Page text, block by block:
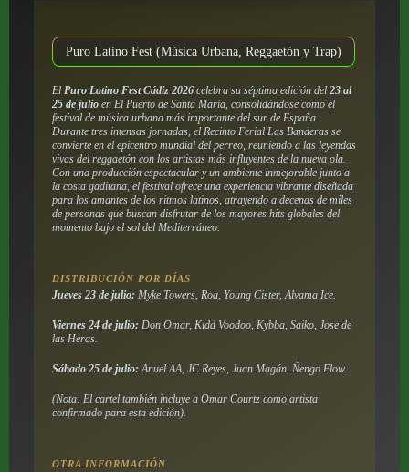
Puro Latino Fest (Música Urbana, Reggaetón y Trap)
El Puro Latino Fest Cádiz 2026celebra su séptima edición del 23 al
25 de julioen El Puerto de Santa María, consolidándose como el
festival de música urbana más importante del sur de España.
Durante tres intensas jornadas, el Recinto Ferial Las Banderas se
convierte en el epicentro mundial del perreo, reuniendo a las leyendas
vivas del reggaetón con los artistas más influyentes de la nueva ola.
Con una producción espectacular y un ambiente inmejorable junto a
la costa gaditana, el festival ofrece una experiencia vibrante diseñada
para los amantes de los ritmos latinos, atrayendo a decenas de miles
de personas que buscan disfrutar de los mayores hits globales del
momento bajo el sol del Mediterráneo.
DISTRIBUCIÓN POR DÍAS
Jueves 23 de julio: Myke Towers, Roa, Young Cister, Alvama Ice.
Viernes 24 de julio: Don Omar, Kidd Voodoo, Kybba, Saiko, Jose de
las Heras.
Sábado 25 de julio: Anuel AA, JC Reyes, Juan Magán, Ñengo Flow.
(Nota: El cartel también incluye a Omar Courtz como artista
confirmado para esta edición).
OTRA INFORMACIÓN